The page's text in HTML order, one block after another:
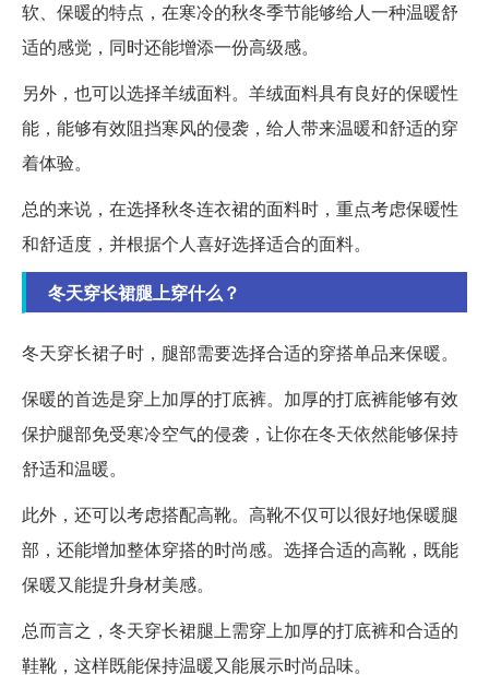
软、保暖的特点，在寒冷的秋冬季节能够给人一种温暖舒
适的感觉，同时还能增添一份高级感。
另外，也可以选择羊绒面料。羊绒面料具有良好的保暖性
能，能够有效阻挡寒风的侵袭，给人带来温暖和舒适的穿
着体验。
总的来说，在选择秋冬连衣裙的面料时，重点考虑保暖性
和舒适度，并根据个人喜好选择适合的面料。
冬天穿长裙腿上穿什么？
冬天穿长裙子时，腿部需要选择合适的穿搭单品来保暖。
保暖的首选是穿上加厚的打底裤。加厚的打底裤能够有效
保护腿部免受寒冷空气的侵袭，让你在冬天依然能够保持
舒适和温暖。
此外，还可以考虑搭配高靴。高靴不仅可以很好地保暖腿
部，还能增加整体穿搭的时尚感。选择合适的高靴，既能
保暖又能提升身材美感。
总而言之，冬天穿长裙腿上需穿上加厚的打底裤和合适的
鞋靴，这样既能保持温暖又能展示时尚品味。